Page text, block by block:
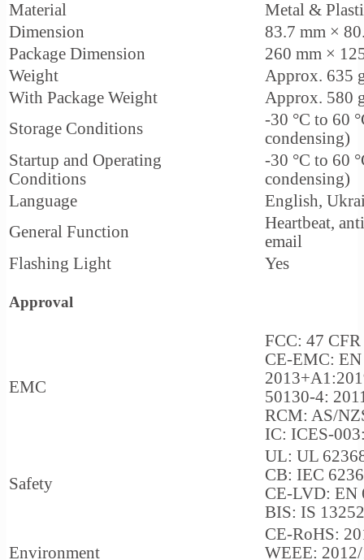
Material
Metal &
Dimension
83.7 mm ×
Package Dimension
260 mm ×
Weight
Approx. 635
With Package Weight
Approx. 580
Storage Conditions
-30 °C to 60
condensing)
Startup and Operating
Conditions
-30 °C to 60
condensing)
Language
English,
General Function
Heartbeat,
email
Flashing Light
Yes
Approval
EMC
FCC: 47
CE-EMC:
50130-4:
RCM: AS/
IC: ICES-
Safety
UL: UL
CB: IEC
CE-LVD: EN
BIS: IS
Environment
CE-RoHS:
WEEE: